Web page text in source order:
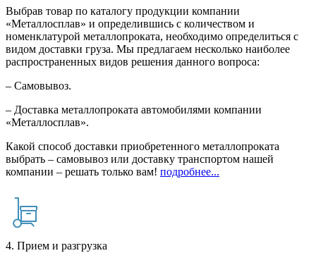
Выбрав товар по каталогу продукции компании
«Металлосплав» и определившись с количеством и
номенклатурой металлопроката, необходимо определиться с
видом доставки груза. Мы предлагаем несколько наиболее
распространенных видов решения данного вопроса:
– Самовывоз.
– Доставка металлопроката автомобилями компании
«Металлосплав».
Какой способ доставки приобретенного металлопроката
выбрать – самовывоз или доставку транспортом нашей
компании – решать только вам! подробнее...
4. Прием и разгрузка